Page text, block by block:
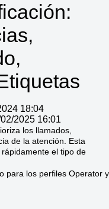
18:04
2025 16:01
los llamados,
de la atención. Esta
el tipo de
para los perfiles Operator y